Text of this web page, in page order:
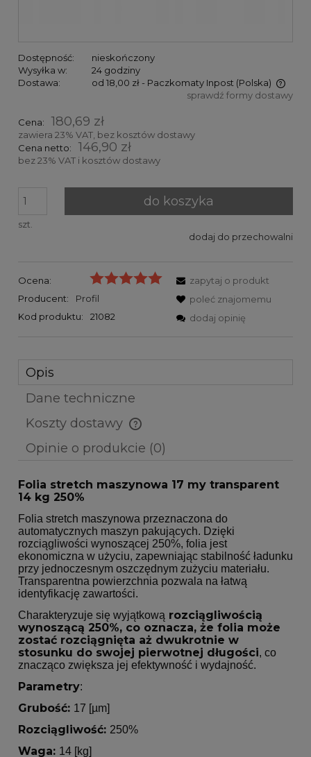
Dostępność:
nieskończony
Wysyłka w:
24 godziny
Dostawa:
od 18,00 zł - Paczkomaty Inpost (Polska)
Cena nie zawiera ewentualnych kosztów płatności
sprawdź formy dostawy
Cena: 180,69 zł
zawiera 23% VAT, bez kosztów dostawy
Cena netto:
146,90 zł
bez 23% VAT i kosztów dostawy
szt.
do koszyka
dodaj do przechowalni
Ocena:
Producent:
Profil
Kod produktu:
21082
zapytaj o produkt
poleć znajomemu
dodaj opinię
Opis
Dane techniczne
Koszty dostawy
Cena nie zawiera ewentualnych kosztów płatności
Opinie o produkcie (0)
Folia stretch maszynowa 17 my transparent
14 kg 250%
Folia stretch maszynowa przeznaczona do
automatycznych maszyn pakujących. Dzięki
rozciągliwości wynoszącej 250%, folia jest
ekonomiczna w użyciu, zapewniając stabilność ładunku
przy jednoczesnym oszczędnym zużyciu materiału.
Transparentna powierzchnia pozwala na łatwą
identyfikację zawartości.
Charakteryzuje się wyjątkową rozciągliwością
wynoszącą 250%, co oznacza, że folia może
zostać rozciągnięta aż dwukrotnie w
stosunku do swojej pierwotnej długości, co
znacząco zwiększa jej efektywność i wydajność.
Parametry:
Grubość: 17 [µm]
Rozciągliwość: 250%
Waga: 14 [kg]